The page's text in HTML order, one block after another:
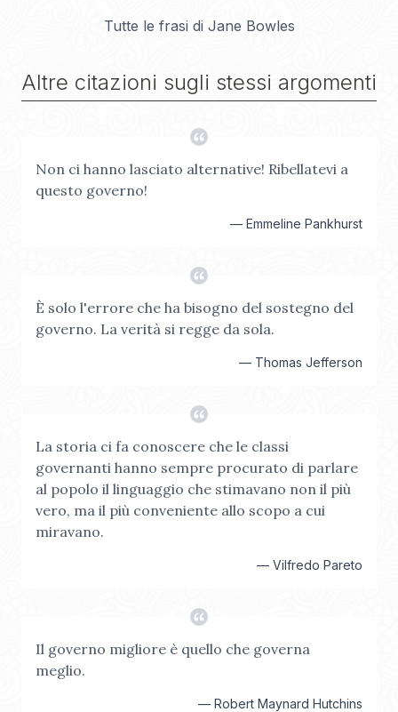
Tutte le frasi di Jane Bowles
Altre citazioni sugli stessi argomenti
Non ci hanno lasciato alternative! Ribellatevi a
questo governo!
— Emmeline Pankhurst
È solo l'errore che ha bisogno del sostegno del
governo. La verità si regge da sola.
— Thomas Jefferson
La storia ci fa conoscere che le classi
governanti hanno sempre procurato di parlare
al popolo il linguaggio che stimavano non il più
vero, ma il più conveniente allo scopo a cui
miravano.
— Vilfredo Pareto
Il governo migliore è quello che governa
meglio.
— Robert Maynard Hutchins